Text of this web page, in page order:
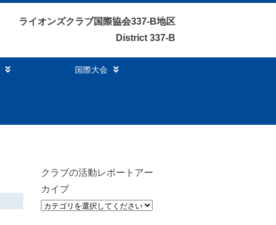
ライオンズクラブ国際協会337-B地区
District 337-B
国際大会
クラブの活動レポートアー
カイブ